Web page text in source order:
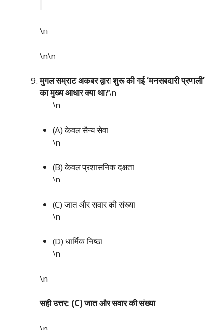
\n
\n\n
मुगल सम्राट अकबर द्वारा शुरू की गई ‘मनसबदारी प्रणाली’
का मुख्य आधार क्या था?\n
\n
(A) केवल सैन्य सेवा
\n
(B) केवल प्रशासनिक दक्षता
\n
(C) जात और सवार की संख्या
\n
(D) धार्मिक निष्ठा
\n
\n
सही उत्तर: (C) जात और सवार की संख्या